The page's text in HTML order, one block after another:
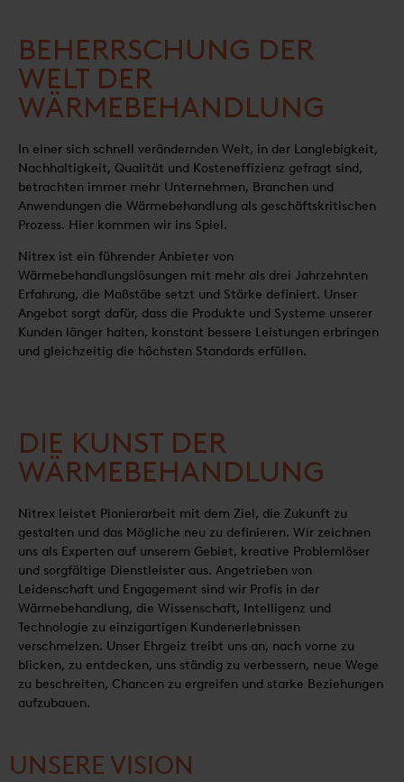
BEHERRSCHUNG DER
WELT DER
WÄRMEBEHANDLUNG
In einer sich schnell verändernden Welt, in der Langlebigkeit,
Nachhaltigkeit, Qualität und Kosteneffizienz gefragt sind,
betrachten immer mehr Unternehmen, Branchen und
Anwendungen die Wärmebehandlung als geschäftskritischen
Prozess. Hier kommen wir ins Spiel.
Nitrex ist ein führender Anbieter von
Wärmebehandlungslösungen mit mehr als drei Jahrzehnten
Erfahrung, die Maßstäbe setzt und Stärke definiert. Unser
Angebot sorgt dafür, dass die Produkte und Systeme unserer
Kunden länger halten, konstant bessere Leistungen erbringen
und gleichzeitig die höchsten Standards erfüllen.
DIE KUNST DER
WÄRMEBEHANDLUNG
Nitrex leistet Pionierarbeit mit dem Ziel, die Zukunft zu
gestalten und das Mögliche neu zu definieren. Wir zeichnen
uns als Experten auf unserem Gebiet, kreative Problemlöser
und sorgfältige Dienstleister aus. Angetrieben von
Leidenschaft und Engagement sind wir Profis in der
Wärmebehandlung, die Wissenschaft, Intelligenz und
Technologie zu einzigartigen Kundenerlebnissen
verschmelzen. Unser Ehrgeiz treibt uns an, nach vorne zu
blicken, zu entdecken, uns ständig zu verbessern, neue Wege
zu beschreiten, Chancen zu ergreifen und starke Beziehungen
aufzubauen.
UNSERE VISION